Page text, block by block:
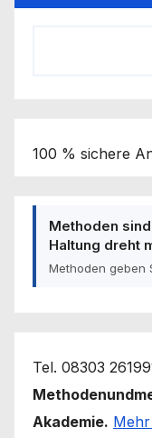
100 % sichere
Methoden
Haltung dreht
Methoden geben
Tel. 08303
Akademie.